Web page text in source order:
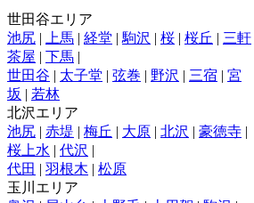
世田谷エリア
池尻 | 上馬 | 経堂 | 駒沢 | 桜 | 桜丘 | 三軒
茶屋 | 下馬 |
世田谷 | 太子堂 | 弦巻 | 野沢 | 三宿 | 宮
坂 | 若林
北沢エリア
池尻 | 赤堤 | 梅丘 | 大原 | 北沢 | 豪徳寺 |
桜上水 | 代沢 |
代田 | 羽根木 | 松原
玉川エリア